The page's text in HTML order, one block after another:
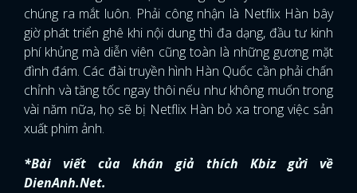
FACEBOOK GOOGLE
chúng ra mắt luôn. Phải công nhận là Netflix Hàn bây
giờ phát triển ghê khi nội dung thì đa dạng, đầu tư kinh
phí khủng mà diễn viên cũng toàn là những gương mặt
đình đám. Các đài truyền hình Hàn Quốc cần phải chấn
chỉnh và tăng tốc ngay thôi nếu như không muốn trong
vài năm nữa, họ sẽ bị Netflix Hàn bỏ xa trong việc sản
xuất phim ảnh.
*Bài viết của khán giả thích Kbiz gửi về
DienAnh.Net.